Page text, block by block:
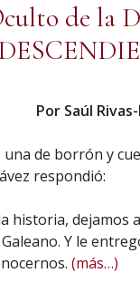
de la
Por Saúl
de borrón y
respondió:
historia,
Y le
(más…)